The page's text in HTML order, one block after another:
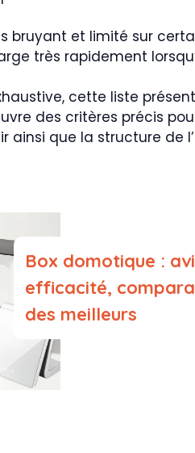
bruyant et limité sur
très rapidement
cette liste
des critères précis
ainsi que la structure de
Box domotique :
efficacité,
des meilleurs